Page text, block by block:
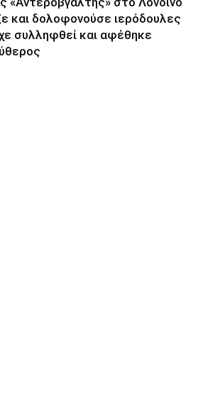
και δολοφονούσε ιερόδουλες
συλληφθεί και αφέθηκε